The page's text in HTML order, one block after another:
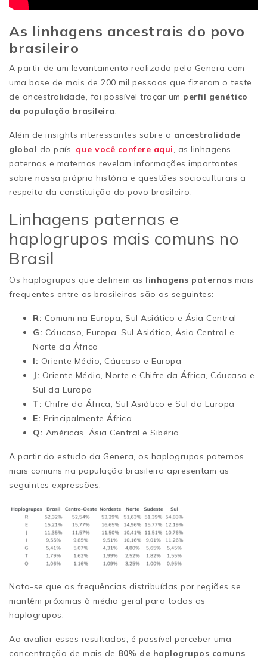
As linhagens ancestrais do povo
brasileiro
A partir de um levantamento realizado pela Genera com
uma base de mais de 200 mil pessoas que fizeram o teste
de ancestralidade, foi possível traçar um perfil genético
da população brasileira.
Além de insights interessantes sobre a ancestralidade
global do país, que você confere aqui, as linhagens
paternas e maternas revelam informações importantes
sobre nossa própria história e questões socioculturais a
respeito da constituição do povo brasileiro.
Linhagens paternas e
haplogrupos mais comuns no
Brasil
Os haplogrupos que definem as linhagens paternas mais
frequentes entre os brasileiros são os seguintes:
R: Comum na Europa, Sul Asiático e Ásia Central
G: Cáucaso, Europa, Sul Asiático, Ásia Central e
Norte da África
I: Oriente Médio, Cáucaso e Europa
J: Oriente Médio, Norte e Chifre da África, Cáucaso e
Sul da Europa
T: Chifre da África, Sul Asiático e Sul da Europa
E: Principalmente África
Q: Américas, Ásia Central e Sibéria
A partir do estudo da Genera, os haplogrupos paternos
mais comuns na população brasileira apresentam as
seguintes expressões:
Nota-se que as frequências distribuídas por regiões se
mantêm próximas à média geral para todos os
haplogrupos.
Ao avaliar esses resultados, é possível perceber uma
concentração de mais de 80% de haplogrupos comuns